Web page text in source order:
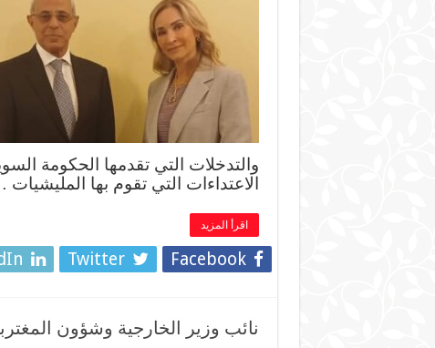
والتدخلات التي تقدمها الحكومة
الاعتداءات التي تقوم بها المليشيات
اقرأ المزيد
Facebook
Twitter
نائب وزير الخارجية وشؤون